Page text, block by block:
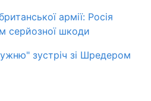
армії: Росія
серйозної шкоди
зустріч зі Шредером